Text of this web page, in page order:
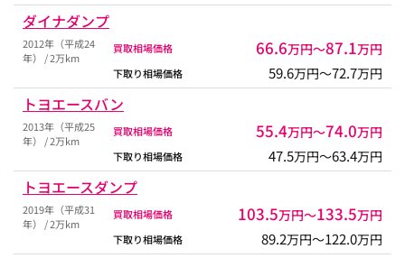
ダイナダンプ
2012年（平成24
年） / 2万km
買取相場価格 66.6万円〜87.1万円
下取り相場価格 59.6万円〜72.7万円
トヨエースバン
2013年（平成25
年） / 2万km
買取相場価格 55.4万円〜74.0万円
下取り相場価格 47.5万円〜63.4万円
トヨエースダンプ
2019年（平成31
年） / 2万km
買取相場価格 103.5万円〜133.5万円
下取り相場価格 89.2万円〜122.0万円